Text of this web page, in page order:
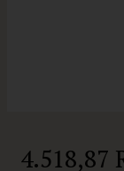
4.518,87